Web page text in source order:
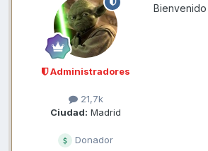
Administradores
21,7k
Ciudad: Madrid
Donador